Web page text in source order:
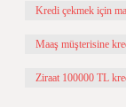
Kredi çekmek için
Maaş müşterisine
Ziraat 100000 TL